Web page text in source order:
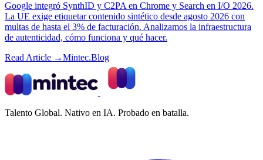
Google integró SynthID y C2PA en Chrome y Search en I/O 2026.
La UE exige etiquetar contenido sintético desde agosto 2026 con
multas de hasta el 3% de facturación. Analizamos la infraestructura
de autenticidad, cómo funciona y qué hacer.
Read Article →Mintec.Blog
Talento Global. Nativo en IA. Probado en batalla.